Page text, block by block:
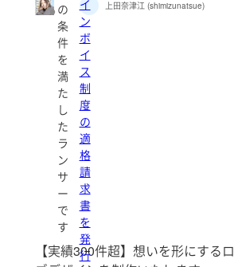
の
条
件
を
満
た
し
た
ラ
ン
サ
ー
で
す
イ
ン
ボ
イ
ス
制
度
の
適
格
請
求
書
を
発
行
上田奈津江 (shimizunatsue)
【実績300件超】想いを形にするロ